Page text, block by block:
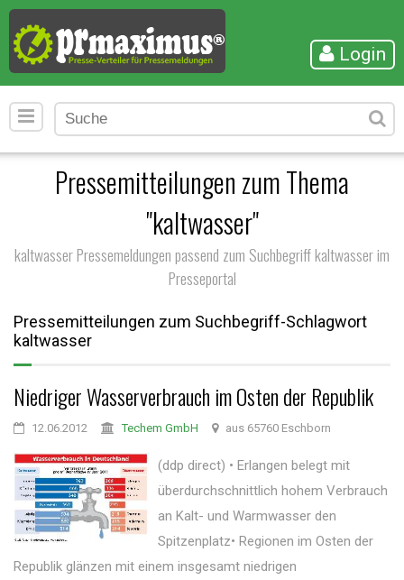
Login
Pressemitteilungen zum Thema
"kaltwasser"
kaltwasser Pressemeldungen passend zum Suchbegriff kaltwasser im
Presseportal
Pressemitteilungen zum Suchbegriff-Schlagwort
kaltwasser
Niedriger Wasserverbrauch im Osten der Republik
12.06.2012 Techem GmbH aus 65760 Eschborn
(ddp direct) • Erlangen belegt mit
überdurchschnittlich hohem Verbrauch
an Kalt- und Warmwasser den
Spitzenplatz• Regionen im Osten der
Republik glänzen mit einem insgesamt niedrigen